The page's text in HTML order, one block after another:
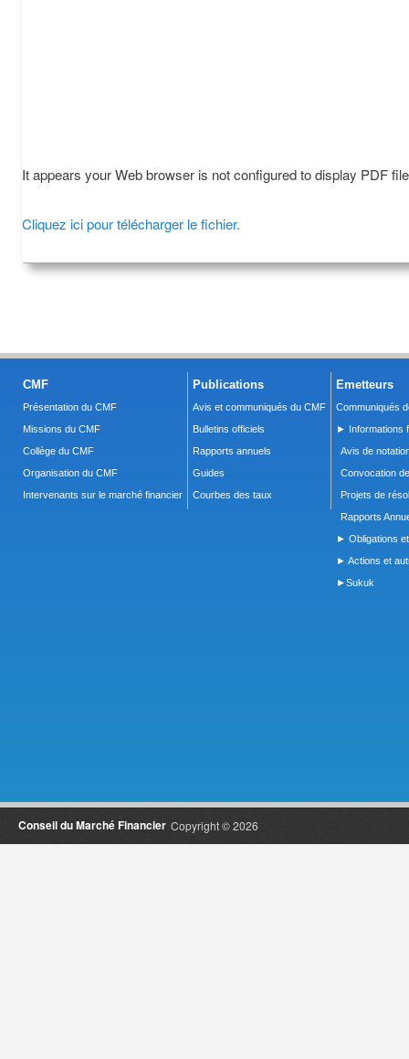
It appears your Web browser is not configured to display PDF
Cliquez ici pour télécharger le fichier.
CMF
Présentation du CMF
Missions du CMF
Collège du CMF
Organisation du CMF
Intervenants sur le marché financier
Publications
Avis et communiqués du CMF
Bulletins officiels
Rapports annuels
Guides
Courbes des taux
Emetteurs
Communiqués
► Informations
Avis de
Convocation
Projets de
Rapports
► Obligations
► Actions et
►Sukuk
Copyright © 2026
Conseil du Marché Financier